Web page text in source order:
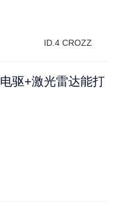
ID.4 CROZZ
驱+激光雷达能打